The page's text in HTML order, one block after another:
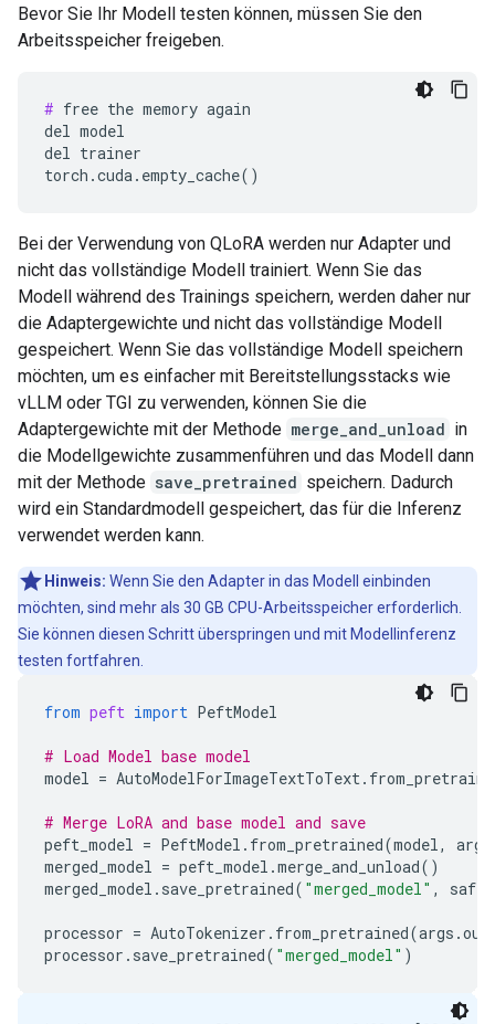
Bevor Sie Ihr Modell testen können, müssen Sie den
Arbeitsspeicher freigeben.
# free the memory again
del model
del trainer
Bei der Verwendung von QLoRA werden nur Adapter und
nicht das vollständige Modell trainiert. Wenn Sie das
Modell während des Trainings speichern, werden daher nur
die Adaptergewichte und nicht das vollständige Modell
gespeichert. Wenn Sie das vollständige Modell speichern
möchten, um es einfacher mit Bereitstellungsstacks wie
vLLM oder TGI zu verwenden, können Sie die
Adaptergewichte mit der Methode merge_and_unload in
die Modellgewichte zusammenführen und das Modell dann
mit der Methode save_pretrained speichern. Dadurch
wird ein Standardmodell gespeichert, das für die Inferenz
verwendet werden kann.
Hinweis: Wenn Sie den Adapter in das Modell einbinden
möchten, sind mehr als 30 GB CPU-Arbeitsspeicher erforderlich.
Sie können diesen Schritt überspringen und mit Modellinferenz
testen fortfahren.
from peft import PeftModel
# Load Model base model
model = AutoModelForImageTextToText.
# Merge LoRA and base model and save
peft_model = PeftModel . from_pretrained(model, args
merged_model = peft_model .merge_and_unload()
merged_model . save_pretrained( "merged_model" ,
processor = AutoTokenizer . from_pretrained(args .
processor . save_pretrained( "merged_model" )